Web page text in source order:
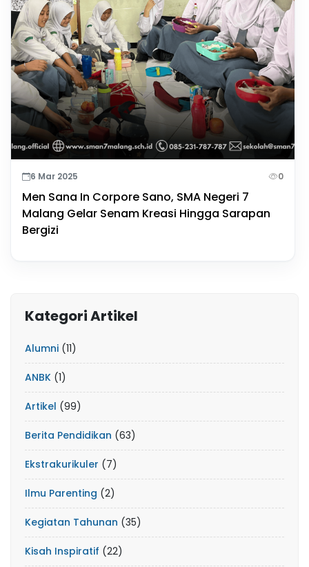
6 Mar 2025 0
Men Sana In Corpore Sano, SMA Negeri 7
Malang Gelar Senam Kreasi Hingga Sarapan
Bergizi
Kategori Artikel
Alumni (11)
ANBK (1)
Artikel (99)
Berita Pendidikan (63)
Ekstrakurikuler (7)
Ilmu Parenting (2)
Kegiatan Tahunan (35)
Kisah Inspiratif (22)